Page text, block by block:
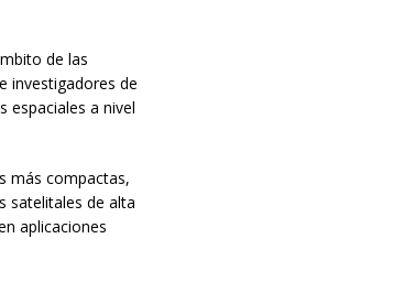
de las
investigadores de
espaciales a nivel
más compactas,
satelitales de alta
aplicaciones